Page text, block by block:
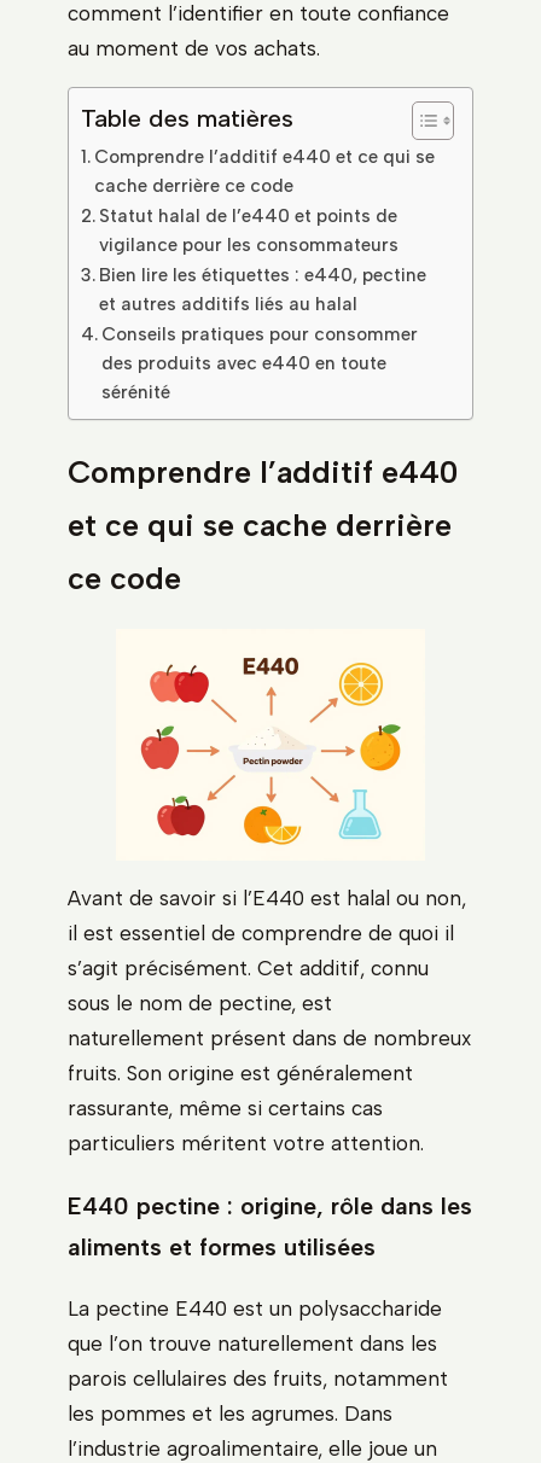
comment l’identifier en toute confiance
au moment de vos achats.
Table des matières
Comprendre l’additif e440 et ce qui se
cache derrière ce code
Statut halal de l’e440 et points de
vigilance pour les consommateurs
Bien lire les étiquettes : e440, pectine
et autres additifs liés au halal
Conseils pratiques pour consommer
des produits avec e440 en toute
sérénité
Comprendre l’additif e440
et ce qui se cache derrière
ce code
Avant de savoir si l’E440 est halal ou non,
il est essentiel de comprendre de quoi il
s’agit précisément. Cet additif, connu
sous le nom de pectine, est
naturellement présent dans de nombreux
fruits. Son origine est généralement
rassurante, même si certains cas
particuliers méritent votre attention.
E440 pectine : origine, rôle dans les
aliments et formes utilisées
La pectine E440 est un polysaccharide
que l’on trouve naturellement dans les
parois cellulaires des fruits, notamment
les pommes et les agrumes. Dans
l’industrie agroalimentaire, elle joue un